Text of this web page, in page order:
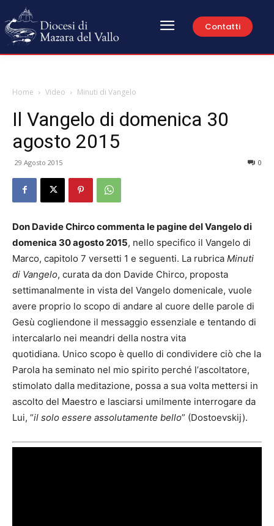
Contatti
Home Video Minuti di Vangelo
Il Vangelo di domenica 30
agosto 2015
29 Agosto 2015 0
Don Davide Chirco commenta le pagine del Vangelo di
domenica 30 agosto 2015, nello specifico il Vangelo di
Marco, capitolo 7 versetti 1 e seguenti. La rubrica Minuti
di Vangelo, curata da don Davide Chirco, proposta
settimanalmente in vista del Vangelo domenicale, vuole
avere proprio lo scopo di andare al cuore delle parole di
Gesù cogliendone il messaggio essenziale e tentando di
intercalarlo nei meandri della nostra vita
quotidiana. Unico scopo è quello di condividere ciò che la
Parola ha seminato nel mio spirito perché lʼascoltatore,
stimolato dalla meditazione, possa a sua volta mettersi in
ascolto del Maestro e lasciarsi umilmente interrogare da
Lui, “il solo essere assolutamente bello” (Dostoevskij).